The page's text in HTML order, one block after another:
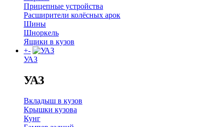
Прицепные устройства
Расширители колёсных арок
Шины
Шноркель
Ящики в кузов
+-
УАЗ
УАЗ
Вкладыш в кузов
Крышки кузова
Кунг